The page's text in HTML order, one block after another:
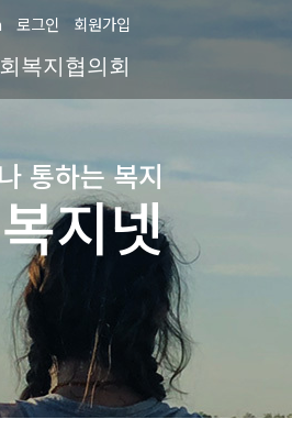
로그인 회원가입
복지협의회
통하는 복지
지넷